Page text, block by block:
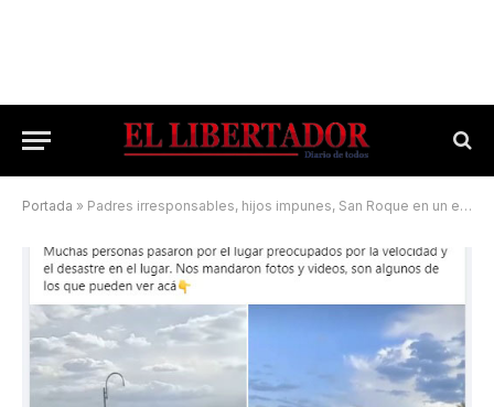
Portada » Padres irresponsables, hijos impunes, San Roque en un estado cavernícola